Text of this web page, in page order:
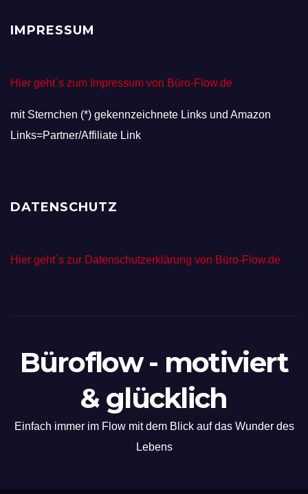
IMPRESSUM
Hier geht´s zum Impressum von Büro-Flow.de
mit Sternchen (*) gekennzeichnete Links und Amazon
Links=Partner/Affiliate Link
DATENSCHUTZ
Hier geht´s zur Datenschutzerklärung von Büro-Flow.de
Büroflow - motiviert
& glücklich
Einfach immer im Flow mit dem Blick auf das Wunder des
Lebens